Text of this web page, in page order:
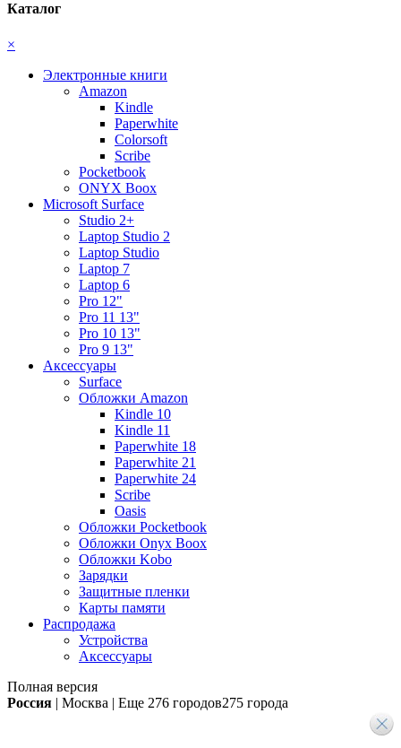
Каталог
×
Электронные книги
Amazon
Kindle
Paperwhite
Colorsoft
Scribe
Pocketbook
ONYX Boox
Microsoft Surface
Studio 2+
Laptop Studio 2
Laptop Studio
Laptop 7
Laptop 6
Pro 12"
Pro 11 13"
Pro 10 13"
Pro 9 13"
Аксессуары
Surface
Обложки Amazon
Kindle 10
Kindle 11
Paperwhite 18
Paperwhite 21
Paperwhite 24
Scribe
Oasis
Обложки Pocketbook
Обложки Onyx Boox
Обложки Kobo
Зарядки
Защитные пленки
Карты памяти
Распродажа
Устройства
Аксессуары
Полная версия
Россия | Москва | Еще 276 городов275 города